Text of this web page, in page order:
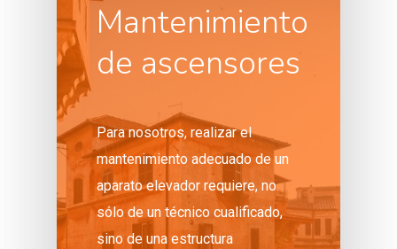
Mantenimiento
de ascensores
Para nosotros, realizar el
mantenimiento adecuado de un
aparato elevador requiere, no
sólo de un técnico cualificado,
sino de una estructura